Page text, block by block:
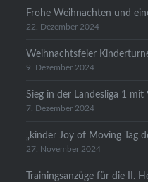
Frohe Weihnachten und
22. Dezember 2024
Weihnachtsfeier
9. Dezember 2024
Sieg in der Landesliga 1
7. Dezember 2024
„kinder Joy of Moving Tag
27. November 2024
Trainingsanzüge für die II.